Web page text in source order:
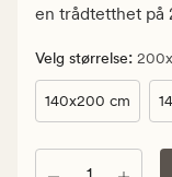
kr
en trådtetthet på
Velg størrelse:
140x200 cm